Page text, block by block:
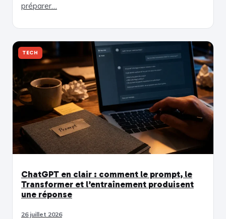
préparer…
TECH
ChatGPT en clair : comment le prompt, le
Transformer et l’entraînement produisent
une réponse
26 juillet 2026